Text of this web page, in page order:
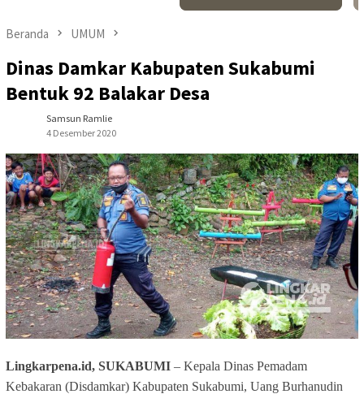
Beranda UMUM
Dinas Damkar Kabupaten Sukabumi
Bentuk 92 Balakar Desa
Samsun Ramlie
4 Desember 2020
Lingkarpena.id, SUKABUMI – Kepala Dinas Pemadam
Kebakaran (Disdamkar) Kabupaten Sukabumi, Uang Burhanudin